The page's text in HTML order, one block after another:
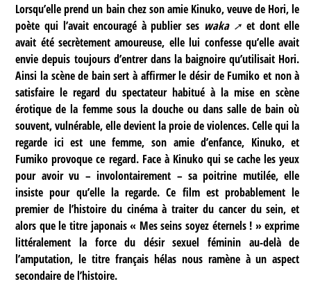
Lorsqu’elle prend un bain chez son amie Kinuko, veuve de Hori, le
poète qui l’avait encouragé à publier ses waka
et dont elle
avait été secrètement amoureuse, elle lui confesse qu’elle avait
envie depuis toujours d’entrer dans la baignoire qu’utilisait Hori.
Ainsi la scène de bain sert à affirmer le désir de Fumiko et non à
satisfaire le regard du spectateur habitué à la mise en scène
érotique de la femme sous la douche ou dans salle de bain où
souvent, vulnérable, elle devient la proie de violences. Celle qui la
regarde ici est une femme, son amie d’enfance, Kinuko, et
Fumiko provoque ce regard. Face à Kinuko qui se cache les yeux
pour avoir vu – involontairement – sa poitrine mutilée, elle
insiste pour qu’elle la regarde. Ce film est probablement le
premier de l’histoire du cinéma à traiter du cancer du sein, et
alors que le titre japonais « Mes seins soyez éternels ! » exprime
littéralement la force du désir sexuel féminin au-delà de
l’amputation, le titre français hélas nous ramène à un aspect
secondaire de l’histoire.